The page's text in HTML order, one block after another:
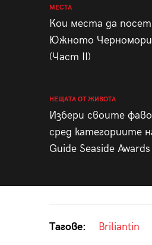
МЕСТА
Кои места да
Южното
(Част II)
НЕЩАТА ОТ ЖИВОТА
Избери своите
сред категориите
Guide Seaside
Тагове: Briliantin